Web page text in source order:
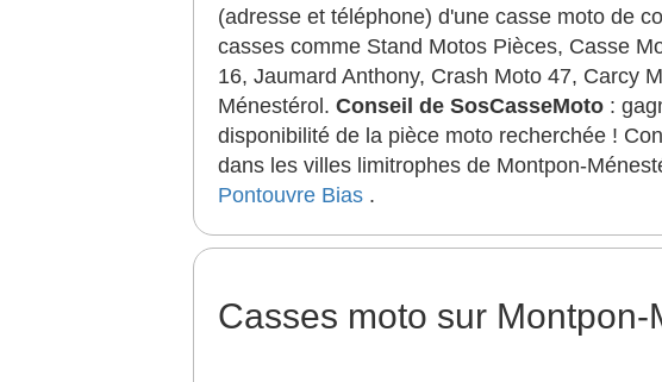
(adresse et téléphone) d'une casse moto de
casses comme Stand Motos Pièces, Casse
16, Jaumard Anthony, Crash Moto 47, Carcy
Ménestérol. Conseil de SosCasseMoto :
disponibilité de la pièce moto recherchée !
dans les villes limitrophes de Montpon-
Pontouvre Bias .
Casses moto sur